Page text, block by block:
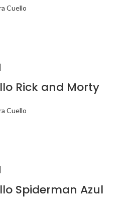
Cuello
Rick and Morty
Cuello
Spiderman Azul